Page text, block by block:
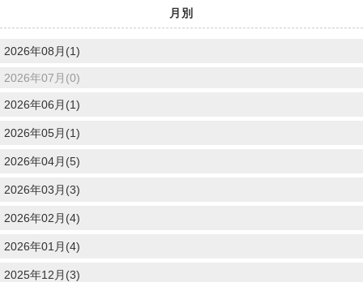
月別
2026年08月(1)
2026年07月(0)
2026年06月(1)
2026年05月(1)
2026年04月(5)
2026年03月(3)
2026年02月(4)
2026年01月(4)
2025年12月(3)